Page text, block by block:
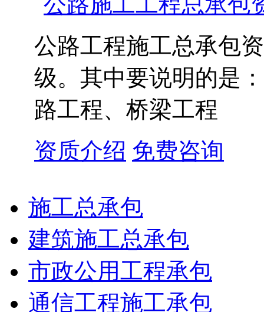
公路工程施工总承包
级。其中要说明的是
路工程、桥梁工程
资质介绍 免费咨询
施工总承包
建筑施工总承包
市政公用工程承包
通信工程施工承包